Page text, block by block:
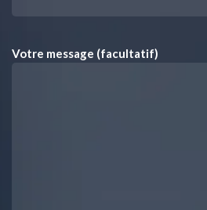
Votre message (facultatif)